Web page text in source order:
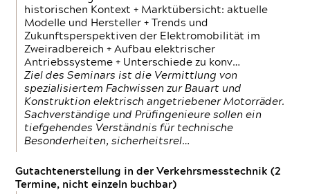
historischen Kontext + Marktübersicht: aktuelle
Modelle und Hersteller + Trends und
Zukunftsperspektiven der Elektromobilität im
Zweiradbereich + Aufbau elektrischer
Antriebssysteme + Unterschiede zu konv…
Ziel des Seminars ist die Vermittlung von
spezialisiertem Fachwissen zur Bauart und
Konstruktion elektrisch angetriebener Motorräder.
Sachverständige und Prüfingenieure sollen ein
tiefgehendes Verständnis für technische
Besonderheiten, sicherheitsrel…
Gutachtenerstellung in der Verkehrsmesstechnik (2
Termine, nicht einzeln buchbar)